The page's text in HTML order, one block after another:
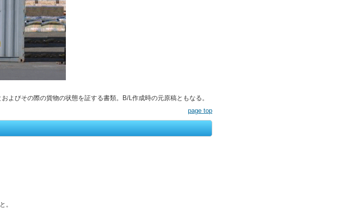
よびその際の貨物の状態を証する書類。B/L作成時の元原稿ともなる。
page top
。